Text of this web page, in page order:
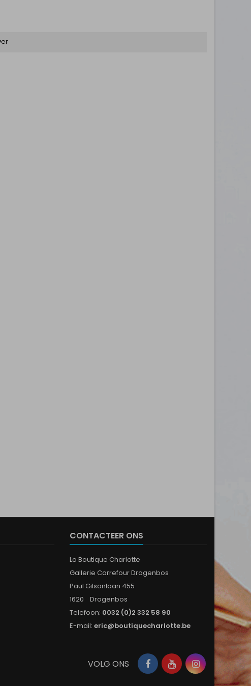
CONTACTEER ONS
La Boutique Charlotte
Gallerie Carrefour Drogenbos
Paul Gilsonlaan 455
1620 Drogenbos
Telefoon: 0032 (0)2 332 58 90
E-mail: eric@boutiquecharlotte.be
Facebook
YouTubeInstagram
VOLG ONS